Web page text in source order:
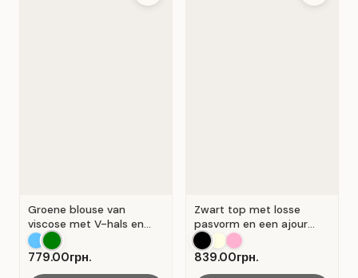
Groene blouse van
viscose met V-hals en
overslag . Groente .
779.00грн.
Zwart top met losse
pasvorm en een ajour
kanten inzetstuk.
839.00грн.